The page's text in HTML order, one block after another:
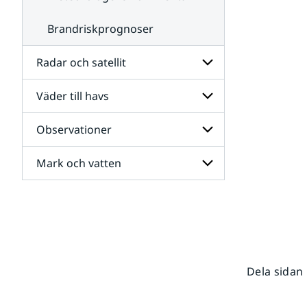
Brandriskprognoser
Radar och satellit
Undersidor
för
Radar
och
satellit
Väder till havs
Undersidor
för
Väder
till
havs
Observationer
Undersidor
för
Mark och vatten
Dela sidan